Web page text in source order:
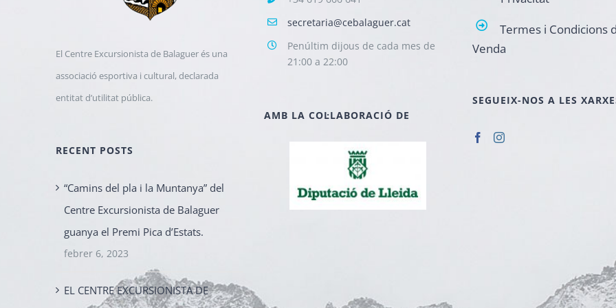
El Centre Excursionista de Balaguer és una
associació esportiva i cultural, declarada
entitat d’utilitat pública.
RECENT POSTS
“Camins del pla i la Muntanya” del
Centre Excursionista de Balaguer
guanya el Premi Pica d’Estats.
febrer 6, 2023
EL CENTRE EXCURSIONISTA DE
secretaria@cebalaguer.cat
Penúltim dijous de cada mes de
21:00 a 22:00
AMB LA COL·LABORACIÓ DE
Termes i Condicions
Venda
SEGUEIX-NOS A LES